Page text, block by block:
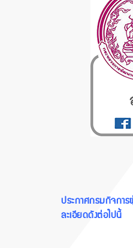
ประกาศกรมกิจการ
ละเอียดดังต่อไปนี้